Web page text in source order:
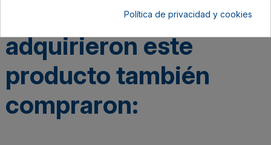
Los clientes que
adquirieron este
producto también
compraron:
Política de privacidad y cookies